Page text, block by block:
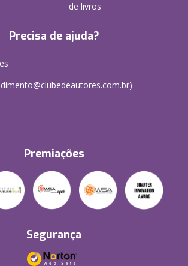
de livros
Precisa de ajuda?
Premiações
Segurança